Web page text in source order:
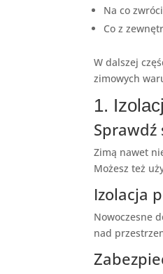
Na co
Co z
W dalszej
zimowych
1.
Sprawdź
Zimą nawet
Możesz też
Izolacja
Nowoczesne
nad